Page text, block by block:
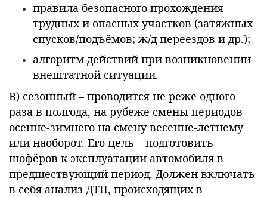
правила безопасного прохождения
трудных и опасных участков (затяжных
спусков/подъёмов; ж/д переездов и др.);
алгоритм действий при возникновении
внештатной ситуации.
В) сезонный – проводится не реже одного
раза в полгода, на рубеже смены периодов
осенне-зимнего на смену весенне-летнему
или наоборот. Его цель – подготовить
шофёров к эксплуатации автомобиля в
предшествующий период. Должен включать
в себя анализ ДТП, происходящих в